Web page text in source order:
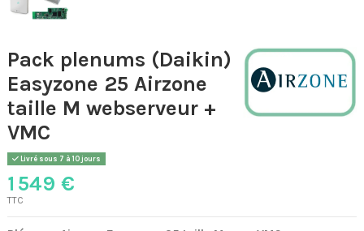
Pack plenums (Daikin)
Easyzone 25 Airzone
taille M webserveur +
VMC
Livré sous 7 à 10 jours
1 549 €
TTC